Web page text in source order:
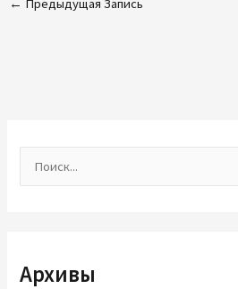
← Предыдущая Запись
к
Архивы